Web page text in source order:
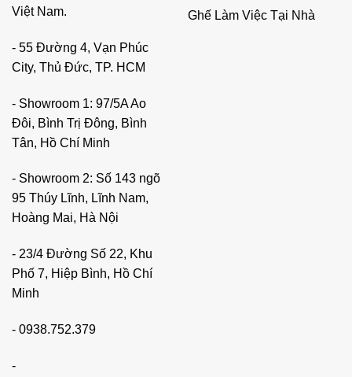
Việt Nam.
- 55 Đường 4, Vạn Phúc
City, Thủ Đức, TP. HCM
- Showroom 1: 97/5A Ao
Đôi, Bình Trị Đông, Bình
Tân, Hồ Chí Minh
- Showroom 2: Số 143 ngõ
95 Thúy Lĩnh, Lĩnh Nam,
Hoàng Mai, Hà Nội
- 23/4 Đường Số 22, Khu
Phố 7, Hiệp Bình, Hồ Chí
Minh
- 0938.752.379
-
Ghế Làm Việc Tại Nhà